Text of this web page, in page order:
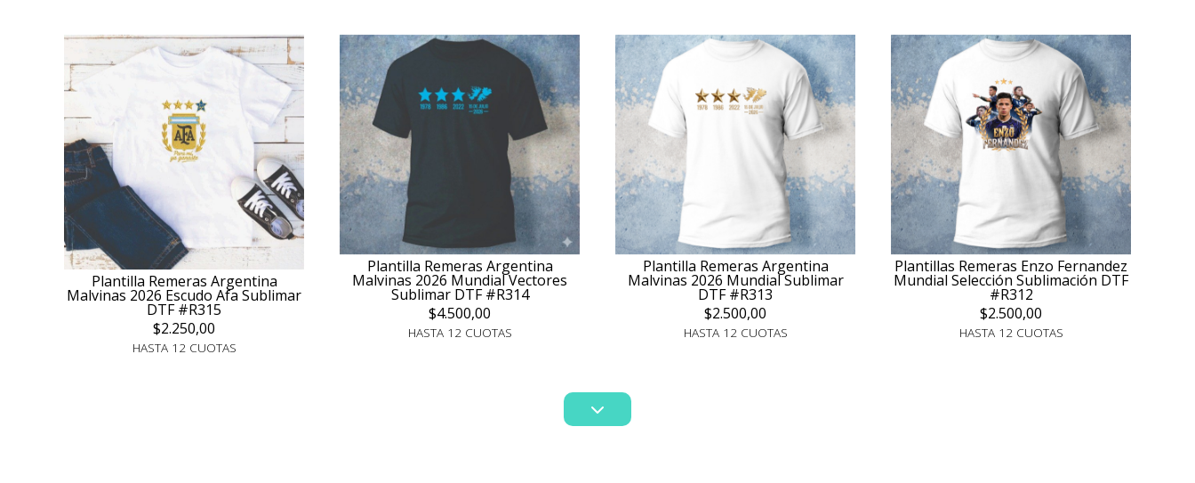
Plantilla Remeras Argentina
Malvinas 2026 Escudo Afa Sublimar
DTF #R315
$2.250,00
HASTA 12 CUOTAS
Plantilla Remeras Argentina
Malvinas 2026 Mundial Vectores
Sublimar DTF #R314
$4.500,00
HASTA 12 CUOTAS
Plantilla Remeras Argentina
Malvinas 2026 Mundial Sublimar
DTF #R313
$2.500,00
HASTA 12 CUOTAS
Plantillas Remeras Enzo Fernandez
Mundial Selección Sublimación DTF
#R312
$2.500,00
HASTA 12 CUOTAS